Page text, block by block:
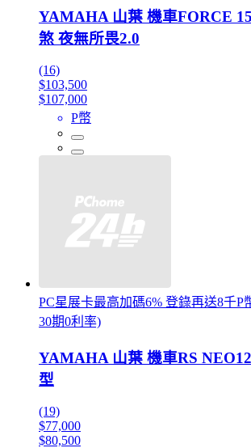
YAMAHA 山葉 機車FORCE
煞 夜無所畏2.0
(16)
$103,500
$107,000
P幣
PC星展卡最高加碼6% 登錄再送8千P
30期0利率)
YAMAHA 山葉 機車RS
型
(19)
$77,000
$80,500